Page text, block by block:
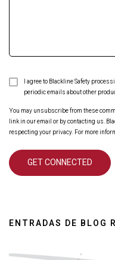
I agree to Blackline Safety
periodic emails about other
You may unsubscribe from these
link in our email or by contacting us.
respecting your privacy. For more
ENTRADAS DE BLOG